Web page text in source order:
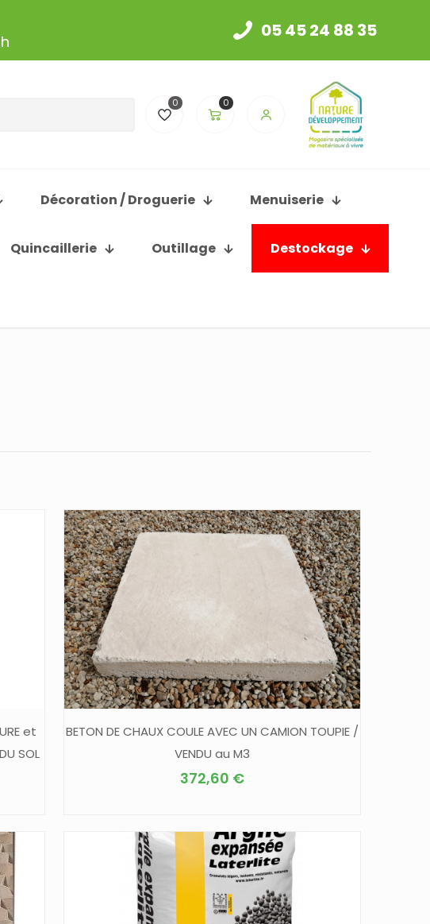
05 45 24 88 35
0 0
Décoration / Droguerie Menuiserie
Quincaillerie Outillage Destockage
et
SOL
BETON DE CHAUX COULE AVEC UN CAMION TOUPIE /
VENDU au M3
372,60 €